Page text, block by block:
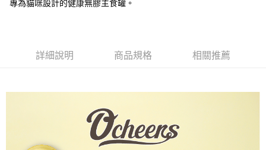
專為貓咪設計的健康無膠主食罐。
詳細說明 商品規格 相關推薦